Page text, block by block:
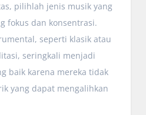
pilihlah jenis musik yang
fokus dan konsentrasi.
seperti klasik atau
seringkali menjadi
baik karena mereka tidak
yang dapat mengalihkan